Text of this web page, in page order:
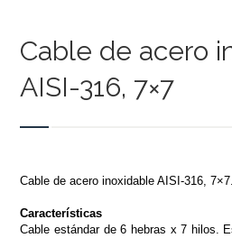
Cable de acero
AISI-316, 7×7
Cable de acero inoxidable AISI-316, 7×7.
Características
Cable estándar de 6 hebras x 7 hilos.